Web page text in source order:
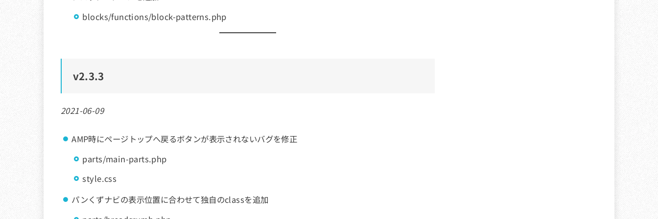
blocks/functions/block-patterns.php
v2.3.3
2021-06-09
AMP時にページトップへ戻るボタンが表示されないバグを修正
parts/main-parts.php
style.css
パンくずナビの表示位置に合わせて独自のclassを追加